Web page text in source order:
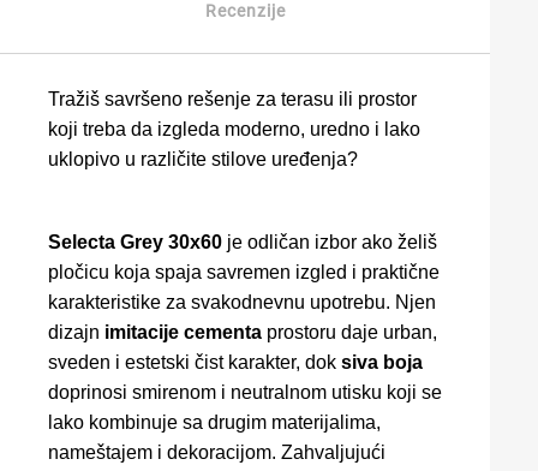
Recenzije
Tražiš savršeno rešenje za terasu ili prostor
koji treba da izgleda moderno, uredno i lako
uklopivo u različite stilove uređenja?
Selecta Grey 30x60 je odličan izbor ako želiš
pločicu koja spaja savremen izgled i praktične
karakteristike za svakodnevnu upotrebu. Njen
dizajn imitacije cementa prostoru daje urban,
sveden i estetski čist karakter, dok siva boja
doprinosi smirenom i neutralnom utisku koji se
lako kombinuje sa drugim materijalima,
nameštajem i dekoracijom. Zahvaljujući